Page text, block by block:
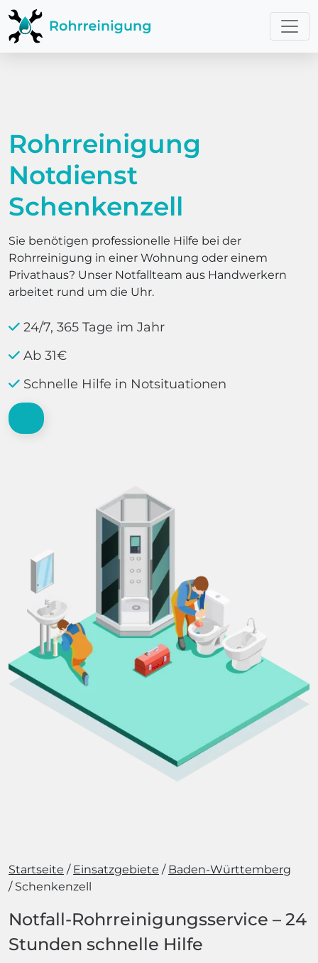
Rohrreinigung
Notdienst
Schenkenzell
Sie benötigen professionelle Hilfe bei der
Rohrreinigung in einer Wohnung oder einem
Privathaus? Unser Notfallteam aus Handwerkern
arbeitet rund um die Uhr.
24/7, 365 Tage im Jahr
Ab 31€
Schnelle Hilfe in Notsituationen
Startseite Einsatzgebiete
Baden-Württemberg
Schenkenzell
Notfall-Rohrreinigungsservice – 24
Stunden schnelle Hilfe